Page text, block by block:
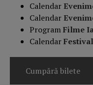
Calendar
Calendar
ProgramFilme
Calendar
Cumpără bilete